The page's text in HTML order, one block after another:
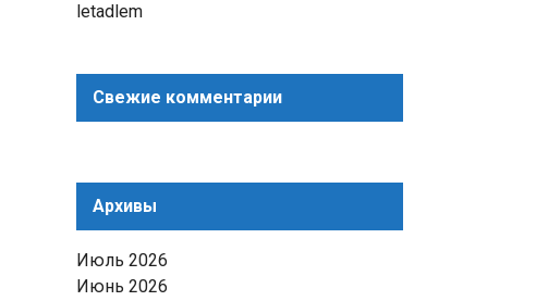
letadlem
Свежие комментарии
Архивы
Июль 2026
Июнь 2026